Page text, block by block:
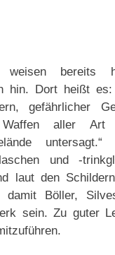
weisen
hin. Dort heißt
gefährlicher
Waffen aller
und -
laut den
damit Böller,
sein. Zu guter